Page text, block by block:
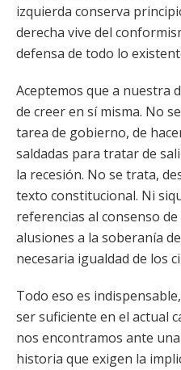
izquierda conserva
derecha vive del
defensa de todo lo
Aceptemos que a nuestra
de creer en sí misma. No
tarea de gobierno, de
saldadas para tratar de
la recesión. No se trata,
texto constitucional. Ni
referencias al consenso
alusiones a la soberanía
necesaria igualdad de los
Todo eso es
ser suficiente en el actual
nos encontramos ante
historia que exigen la